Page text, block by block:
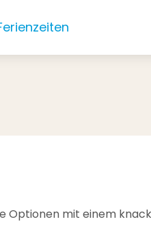
Optionen mit einem